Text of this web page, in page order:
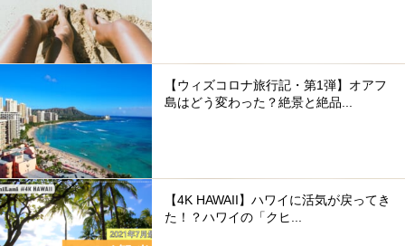
【ウィズコロナ旅行記・第1弾】オアフ
島はどう変わった？絶景と絶品...
【4K HAWAII】ハワイに活気が戻ってき
た！？ハワイの「クヒ...